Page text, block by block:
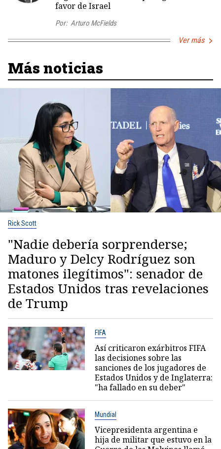
favor de Israel
Por: Arturo McFields
Ver más
Más noticias
Rick Scott
"Nadie debería sorprenderse;
Maduro y Delcy Rodríguez son
matones ilegítimos": senador de
Estados Unidos tras revelaciones
de Trump
FIFA
Así criticaron exárbitros FIFA
las decisiones sobre las
sanciones de los jugadores de
Estados Unidos y de Inglaterra:
"ha fallado en su deber"
Mundial
Vicepresidenta argentina e
hija de militar que estuvo en la